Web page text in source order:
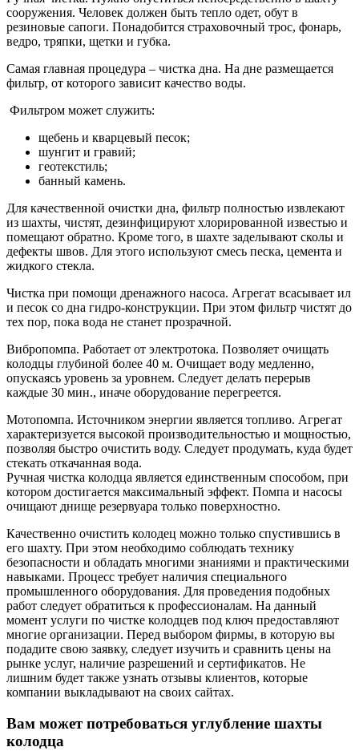
сооружения. Человек должен быть тепло одет, обут в
резиновые сапоги. Понадобится страховочный трос, фонарь,
ведро, тряпки, щетки и губка.
Самая главная процедура – чистка дна. На дне размещается
фильтр, от которого зависит качество воды.
Фильтром может служить:
щебень и кварцевый песок;
шунгит и гравий;
геотекстиль;
банный камень.
Для качественной очистки дна, фильтр полностью извлекают
из шахты, чистят, дезинфицируют хлорированной известью и
помещают обратно. Кроме того, в шахте заделывают сколы и
дефекты швов. Для этого используют смесь песка, цемента и
жидкого стекла.
Чистка при помощи дренажного насоса. Агрегат всасывает ил
и песок со дна гидро-конструкции. При этом фильтр чистят до
тех пор, пока вода не станет прозрачной.
Вибропомпа. Работает от электротока. Позволяет очищать
колодцы глубиной более 40 м. Очищает воду медленно,
опускаясь уровень за уровнем. Следует делать перерыв
каждые 30 мин., иначе оборудование перегреется.
Мотопомпа. Источником энергии является топливо. Агрегат
характеризуется высокой производительностью и мощностью,
позволяя быстро очистить воду. Следует продумать, куда будет
стекать откачанная вода.
Ручная чистка колодца является единственным способом, при
котором достигается максимальный эффект. Помпа и насосы
очищают днище резервуара только поверхностно.
Качественно очистить колодец можно только спустившись в
его шахту. При этом необходимо соблюдать технику
безопасности и обладать многими знаниями и практическими
навыками. Процесс требует наличия специального
промышленного оборудования. Для проведения подобных
работ следует обратиться к профессионалам. На данный
момент услуги по чистке колодцев под ключ предоставляют
многие организации. Перед выбором фирмы, в которую вы
подадите свою заявку, следует изучить и сравнить цены на
рынке услуг, наличие разрешений и сертификатов. Не
лишним будет также узнать отзывы клиентов, которые
компании выкладывают на своих сайтах.
Вам может потребоваться углубление шахты
колодца